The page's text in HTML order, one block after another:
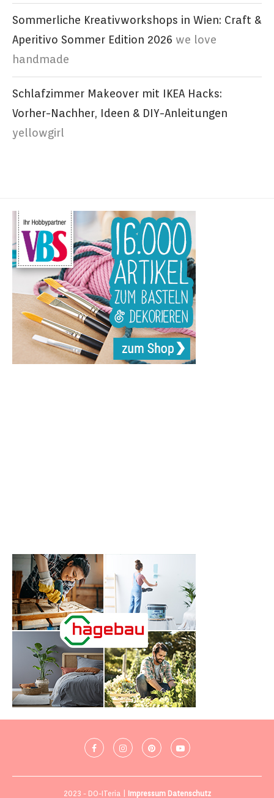
Sommerliche Kreativworkshops in Wien: Craft &
Aperitivo Sommer Edition 2026 we love
handmade
Schlafzimmer Makeover mit IKEA Hacks:
Vorher-Nachher, Ideen & DIY-Anleitungen
yellowgirl
2023 - DO-ITeria | Impressum Datenschutz